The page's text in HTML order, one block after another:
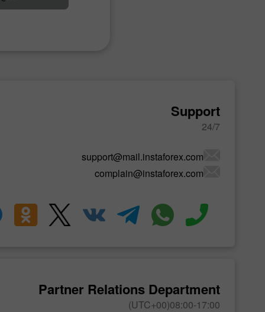
Support
24/7
support@mail.instaforex.com
complain@instaforex.com
Partner Relations Department
08:00-17:00(UTC+00)